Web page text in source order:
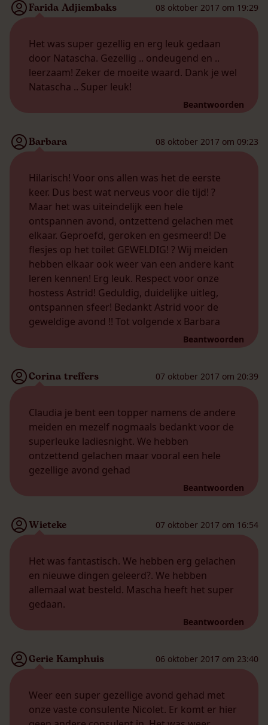
Farida Adjiembaks 08 oktober 2017 om 19:29
Het was super gezellig en erg leuk gedaan
door Natascha. Gezellig .. ondeugend en ..
leerzaam! Zeker de moeite waard. Dank je wel
Natascha .. Super leuk!
Beantwoorden
Barbara 08 oktober 2017 om 09:23
Hilarisch! Voor ons allen was het de eerste
keer. Dus best wat nerveus voor die tijd! ?
Maar het was uiteindelijk een hele
ontspannen avond, ontzettend gelachen met
elkaar. Geproefd, geroken en gesmeerd! De
flesjes op het toilet GEWELDIG! ? Wij meiden
hebben elkaar ook weer van een andere kant
leren kennen! Erg leuk. Respect voor onze
hostess Astrid! Geduldig, duidelijke uitleg,
ontspannen sfeer! Bedankt Astrid voor de
geweldige avond !! Tot volgende x Barbara
Beantwoorden
Corina treffers 07 oktober 2017 om 20:39
Claudia je bent een topper namens de andere
meiden en mezelf nogmaals bedankt voor de
superleuke ladiesnight. We hebben
ontzettend gelachen maar vooral een hele
gezellige avond gehad
Beantwoorden
Wieteke 07 oktober 2017 om 16:54
Het was fantastisch. We hebben erg gelachen
en nieuwe dingen geleerd?. We hebben
allemaal wat besteld. Mascha heeft het super
gedaan.
Beantwoorden
Gerie Kamphuis 06 oktober 2017 om 23:40
Weer een super gezellige avond gehad met
onze vaste consulente Nicolet. Er komt er hier